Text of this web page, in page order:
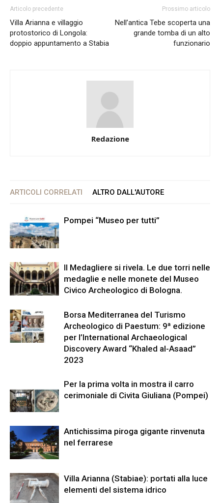
Articolo precedente
Villa Arianna e villaggio
protostorico di Longola:
doppio appuntamento a Stabia
Prossimo articolo
Nell’antica Tebe scoperta una
grande tomba di un alto
funzionario
Redazione
ARTICOLI CORRELATI ALTRO DALL'AUTORE
Pompei “Museo per tutti”
Il Medagliere si rivela. Le due torri nelle
medaglie e nelle monete del Museo
Civico Archeologico di Bologna.
Borsa Mediterranea del Turismo
Archeologico di Paestum: 9ª edizione
per l’International Archaeological
Discovery Award “Khaled al-Asaad”
2023
Per la prima volta in mostra il carro
cerimoniale di Civita Giuliana (Pompei)
Antichissima piroga gigante rinvenuta
nel ferrarese
Villa Arianna (Stabiae): portati alla luce
elementi del sistema idrico